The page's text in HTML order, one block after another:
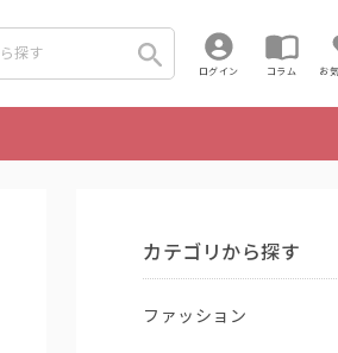
ログイン コラム お
カテゴリから探す
ファッション